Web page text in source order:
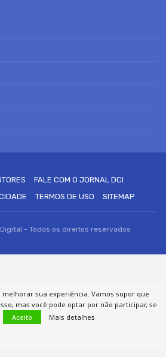
FALE COM O JORNAL DCI
TERMOS DE USO SITEMAP
- Todos os direitos reservados
melhorar sua experiência. Vamos supor que
mas você pode optar por não participar, se
Aceito Mais detalhes